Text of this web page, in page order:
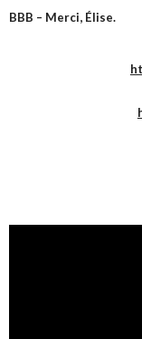
BBB – Merci, Élise.